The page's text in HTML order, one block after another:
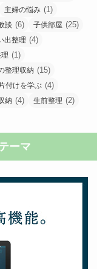
主婦の悩み (1)
談 (6) 子供部屋 (25)
出整理 (4)
(1)
整理収納 (15)
片付けを学ぶ (4)
納 (4) 生前整理 (2)
ーマ